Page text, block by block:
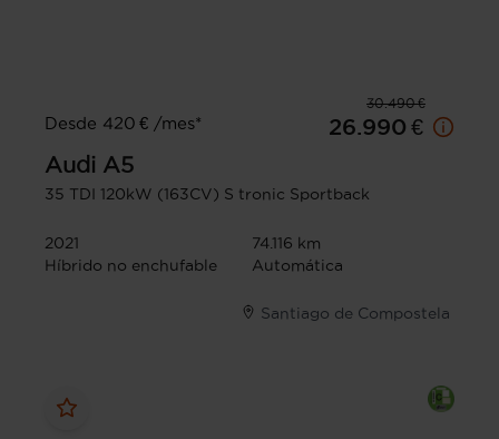
30.490 €
Desde 420 € /mes*
26.990 €
Audi A5
35 TDI 120kW (163CV) S tronic Sportback
2021
74.116 km
Híbrido no enchufable
Automática
Santiago de Compostela